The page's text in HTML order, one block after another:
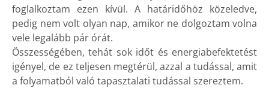
foglalkoztam ezen kívül. A határidőhöz közeledve,
pedig nem volt olyan nap, amikor ne dolgoztam volna
vele legalább pár órát.
Összességében, tehát sok időt és energiabefektetést
igényel, de ez teljesen megtérül, azzal a tudással, amit
a folyamatból való tapasztalati tudással szereztem.